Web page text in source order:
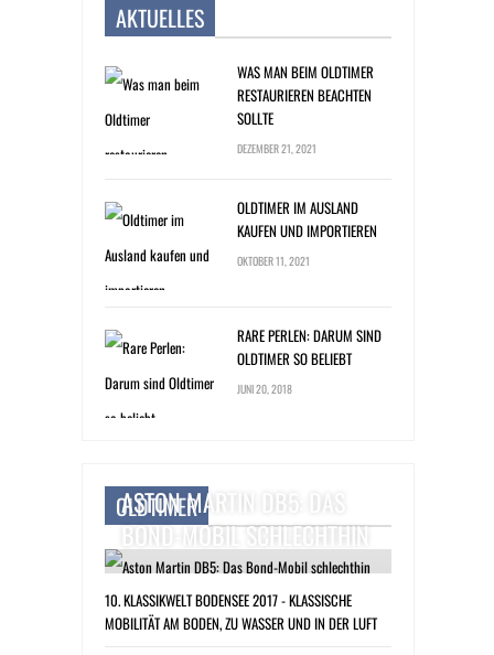
AKTUELLES
WAS MAN BEIM OLDTIMER
RESTAURIEREN BEACHTEN
SOLLTE
DEZEMBER 21, 2021
OLDTIMER IM AUSLAND
KAUFEN UND IMPORTIEREN
OKTOBER 11, 2021
RARE PERLEN: DARUM SIND
OLDTIMER SO BELIEBT
JUNI 20, 2018
OLDTIMER
ASTON MARTIN DB5: DAS
BOND-MOBIL SCHLECHTHIN
10. KLASSIKWELT BODENSEE 2017 - KLASSISCHE
MOBILITÄT AM BODEN, ZU WASSER UND IN DER LUFT